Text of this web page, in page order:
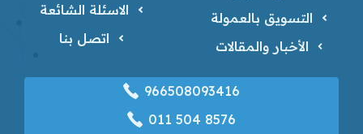
التسويق بالعمولة
الأخبار والمقالات
الاسئلة الشائعة
اتصل بنا
966508093416
‎011 504 8576